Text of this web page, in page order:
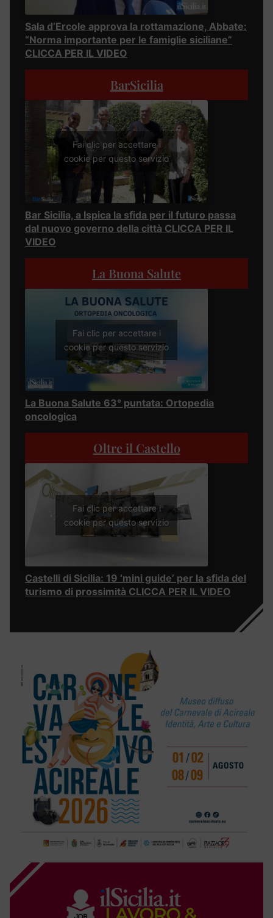
Sala d’Ercole approva la rottamazione, Abbate:
“Norma importante per le famiglie siciliane”
CLICCA PER IL VIDEO
BarSicilia
Fai clic per accettare i
cookie per questo servizio
Bar Sicilia, a Ispica la sfida per il futuro passa
dal nuovo governo della città CLICCA PER IL
VIDEO
La Buona Salute
Fai clic per accettare i
cookie per questo servizio
La Buona Salute 63° puntata: Ortopedia
oncologica
Oltre il Castello
Fai clic per accettare i
cookie per questo servizio
Castelli di Sicilia: 19 ‘mini guide’ per la sfida del
turismo di prossimità CLICCA PER IL VIDEO